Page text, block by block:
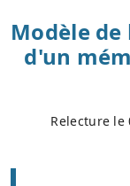
Modèle
d'un
Relecture le